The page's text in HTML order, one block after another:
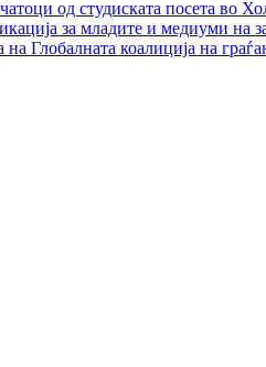
од студиската посета во
за младите и медиуми на
Глобалната коалиција на